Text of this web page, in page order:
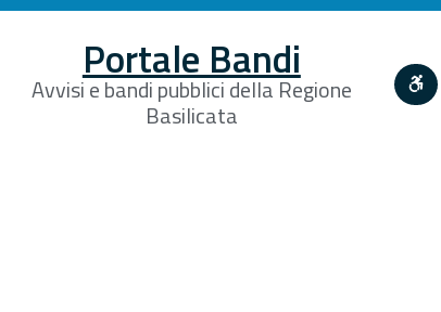
Portale Bandi
Avvisi e bandi pubblici della Regione
Basilicata